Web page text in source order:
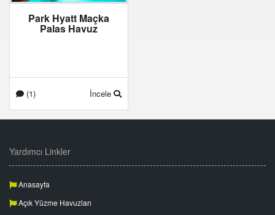
Park Hyatt Maçka
Palas Havuz
(1) İncele
Yardımcı Linkler
Anasayfa
Açık Yüzme Havuzları